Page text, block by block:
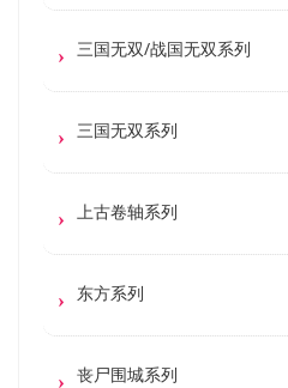
三国无双/战国无双系列
三国无双系列
上古卷轴系列
东方系列
丧尸围城系列